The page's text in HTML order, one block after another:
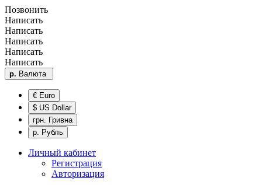
Позвонить
Написать
Написать
Написать
Написать
Написать
р. Валюта
€ Euro
$ US Dollar
грн. Гривна
р. Рубль
Личный кабинет
Регистрация
Авторизация